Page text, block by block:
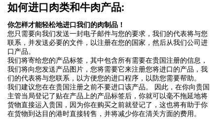
如何进口肉类和牛肉产品:
你怎样才能轻松地进口我们的肉制品！
您只需要向我们发送一封电子邮件与您的要求，我们的代表将与您
联系，并发送必要的文件，以注册在您的国家，然后从我们公司进
口产品。
我们将寄给您的产品标签，其中包含所有需要在贵国注册的信息，
我们将向您发送产品图片，您将需要它来注册您将进口的产品，我
们的代表将与您联系，以方便您的进口程序，以防您需要帮助。
我们建议您在在贵国注册之前不要进口该产品。 因此，在你向贵国
主管当局登记了贴在产品上的产品标签后，你就可以毫不拖延地将
货物直接运入贵国，因为你在购买之前就登记了，这也将有助于你
在货物到达目的港时直接转售，并将减少你在清关方面的费用。